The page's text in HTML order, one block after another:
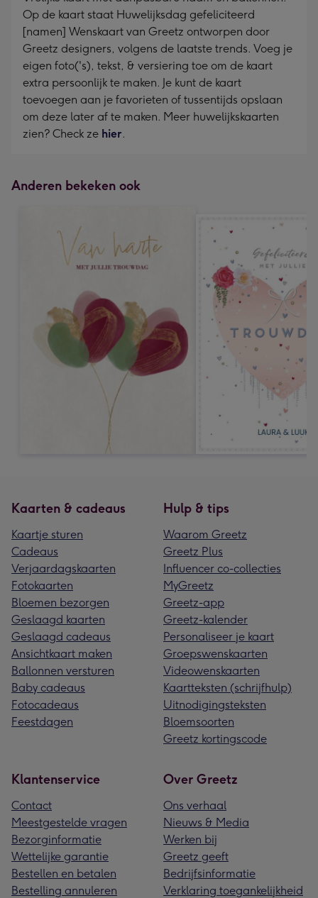
Op de kaart staat Huwelijksdag gefeliciteerd
[namen] Wenskaart van Greetz ontworpen door
Greetz designers, volgens de laatste trends. Voeg je
eigen foto('s), tekst, & versiering toe om de kaart
extra persoonlijk te maken. Je kunt de kaart
toevoegen aan je favorieten of tussentijds opslaan
om deze later af te maken. Meer huwelijkskaarten
zien? Check ze hier.
Anderen bekeken ook
Kaarten & cadeaus
Kaartje sturen
Cadeaus
Verjaardagskaarten
Fotokaarten
Bloemen bezorgen
Geslaagd kaarten
Geslaagd cadeaus
Ansichtkaart maken
Ballonnen versturen
Baby cadeaus
Fotocadeaus
Feestdagen
Hulp & tips
Waarom Greetz
Greetz Plus
Influencer co-collecties
MyGreetz
Greetz-app
Greetz-kalender
Personaliseer je kaart
Groepswenskaarten
Videowenskaarten
Kaartteksten (schrijfhulp)
Uitnodigingsteksten
Bloemsoorten
Greetz kortingscode
Klantenservice
Contact
Meestgestelde vragen
Bezorginformatie
Wettelijke garantie
Bestellen en betalen
Bestelling annuleren
Over Greetz
Ons verhaal
Nieuws & Media
Werken bij
Greetz geeft
Bedrijfsinformatie
Verklaring toegankelijkheid